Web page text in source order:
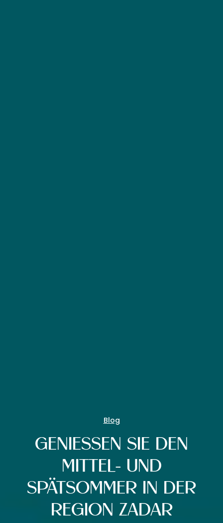
Blog
GENIESSEN SIE DEN M
ITTEL- UND S
PÄTSOMMER IN DER R
EGION ZADAR